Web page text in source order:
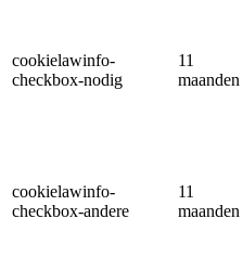
cookielawinfo-
checkbox-nodig
11
maanden
cookielawinfo-
checkbox-andere
11
maanden